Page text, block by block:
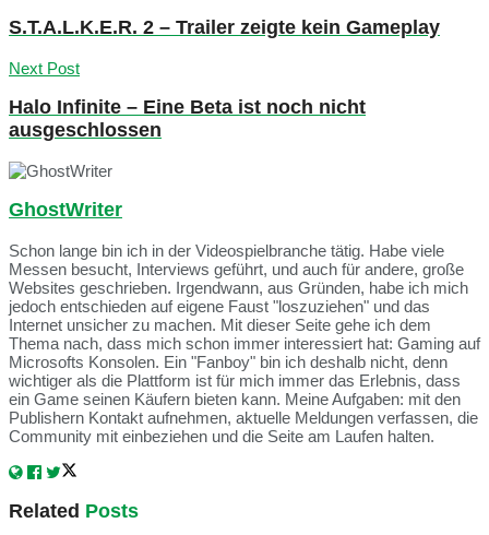
S.T.A.L.K.E.R. 2 – Trailer zeigte kein Gameplay
Next Post
Halo Infinite – Eine Beta ist noch nicht
ausgeschlossen
GhostWriter
Schon lange bin ich in der Videospielbranche tätig. Habe viele
Messen besucht, Interviews geführt, und auch für andere, große
Websites geschrieben. Irgendwann, aus Gründen, habe ich mich
jedoch entschieden auf eigene Faust "loszuziehen" und das
Internet unsicher zu machen. Mit dieser Seite gehe ich dem
Thema nach, dass mich schon immer interessiert hat: Gaming auf
Microsofts Konsolen. Ein "Fanboy" bin ich deshalb nicht, denn
wichtiger als die Plattform ist für mich immer das Erlebnis, dass
ein Game seinen Käufern bieten kann. Meine Aufgaben: mit den
Publishern Kontakt aufnehmen, aktuelle Meldungen verfassen, die
Community mit einbeziehen und die Seite am Laufen halten.
Related Posts